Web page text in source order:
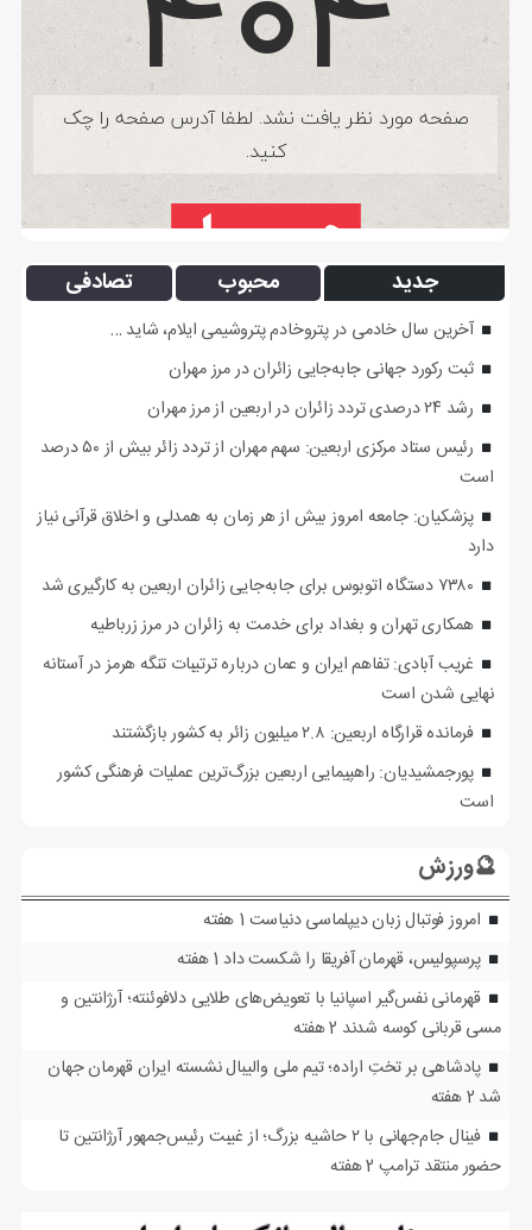
جدید محبوب تصادفی
آخرین سال خادمی در پتروخادم پتروشیمی ایلام، شاید …
ثبت رکورد جهانی جابه‌جایی زائران در مرز مهران
رشد ۲۴ درصدی تردد زائران در اربعین از مرز مهران
رئیس ستاد مرکزی اربعین: سهم مهران از تردد زائر بیش از ۵۰ درصد
است
پزشکیان: جامعه امروز بیش از هر زمان به همدلی و اخلاق قرآنی نیاز
دارد
۷۳۸۰ دستگاه اتوبوس برای جابه‌جایی زائران اربعین به‌ کارگیری شد
همکاری تهران و بغداد برای خدمت به زائران در مرز زرباطیه
غریب آبادی: تفاهم ایران و عمان درباره ترتیبات تنگه هرمز در آستانه
نهایی شدن است
فرمانده قرارگاه اربعین: ۲.۸ میلیون زائر به کشور بازگشتند
پورجمشیدیان: راهپیمایی اربعین بزرگ‌ترین عملیات فرهنگی کشور
است
🔮ورزش
امروز فوتبال زبان دیپلماسی دنیاست 1 هفته
پرسپولیس، قهرمان آفریقا را شکست داد 1 هفته
قهرمانی نفس‌گیر اسپانیا با تعویض‌های طلایی دلافوئنته؛ آرژانتین و
مسی قربانی کوسه شدند 2 هفته
پادشاهی بر تختِ اراده؛ تیم ملی والیبال نشسته ایران قهرمان جهان
شد 2 هفته
فینال جام‌جهانی با ۲ حاشیه بزرگ؛ از غیبت رئیس‌جمهور آرژانتین تا
حضور منتقد ترامپ 2 هفته